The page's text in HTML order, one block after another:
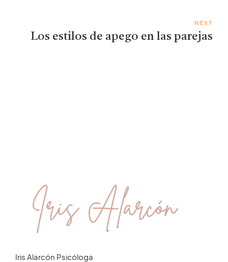
NEXT
Los estilos de apego en las parejas
Iris Alarcón Psicóloga